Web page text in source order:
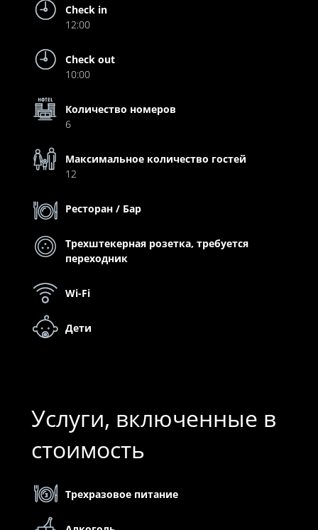
Check in
12:00
Check out
10:00
Количество номеров
6
Максимальное количество гостей
12
Ресторан / Бар
Трехштекерная розетка, требуется
переходник
Wi-Fi
Дети
Услуги, включенные в
стоимость
Трехразовое питание